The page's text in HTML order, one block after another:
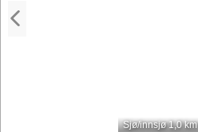
Sjø/innsjø 1,0 km